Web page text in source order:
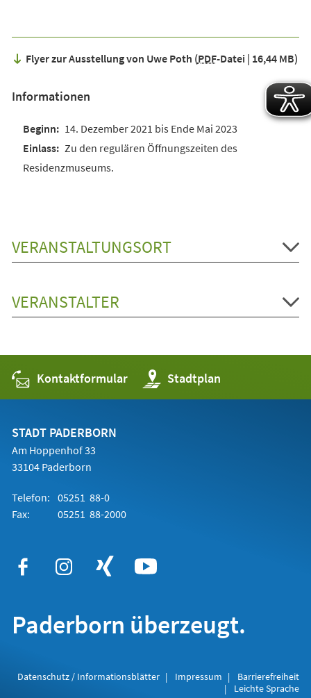
Flyer zur Ausstellung von Uwe Poth PDF-Datei 16,44 MB
Informationen
14. Dezember 2021 bis Ende Mai 2023
Zu den regulären Öffnungszeiten des
Residenzmuseums.
VERANSTALTUNGSORT
VERANSTALTER
Kontaktformular Stadtplan
(Öffnet
in
einem
STADT PADERBORN
Am Hoppenhof 33
33104 Paderborn
Telefon: 05251 88-0
Fax:
05251 88-2000
Paderborn überzeugt.
Datenschutz / Informationsblätter Impressum
Barrierefreiheit
Leichte Sprache